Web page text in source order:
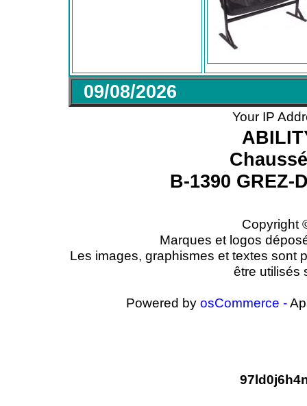
09/08/2026
Your IP
B-1390
Copyright
Marques et logos
Les images, graphismes et textes sont
être utilisés
Powered by osCommerce -